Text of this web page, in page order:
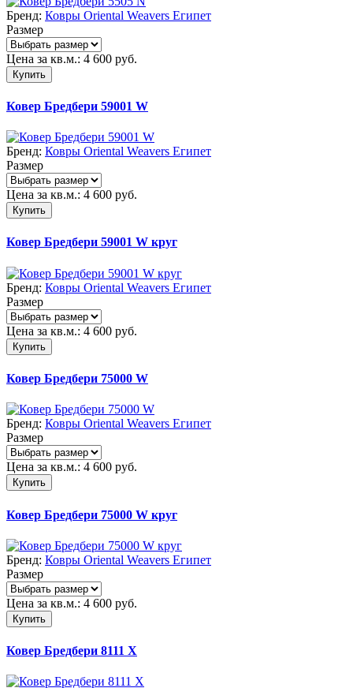
Бренд: Ковры Oriental Weavers Египет
Размер
Цена за кв.м.: 4 600 руб.
Купить
Ковер Бредбери 59001 W
Бренд: Ковры Oriental Weavers Египет
Размер
Цена за кв.м.: 4 600 руб.
Купить
Ковер Бредбери 59001 W круг
Бренд: Ковры Oriental Weavers Египет
Размер
Цена за кв.м.: 4 600 руб.
Купить
Ковер Бредбери 75000 W
Бренд: Ковры Oriental Weavers Египет
Размер
Цена за кв.м.: 4 600 руб.
Купить
Ковер Бредбери 75000 W круг
Бренд: Ковры Oriental Weavers Египет
Размер
Цена за кв.м.: 4 600 руб.
Купить
Ковер Бредбери 8111 X